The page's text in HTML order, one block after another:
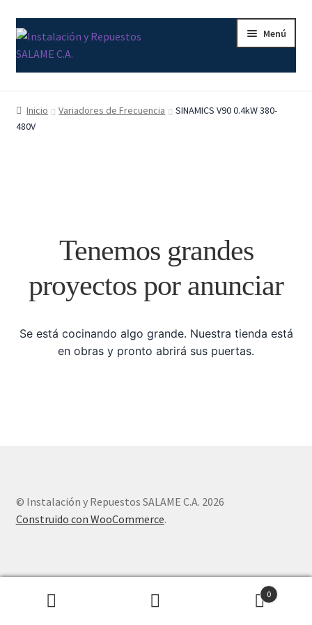
Ir
a
la
Ir
al
contenido
Menú
Inicio
Carrito
Finalizar compra
Sample Page
Inicio Variadores de Frecuencia
SINAMICS V90 0.4kW 380-
480V
Tenemos grandes
proyectos por anunciar
Se está cocinando algo grande. Nuestra tienda está
en obras y pronto abrirá sus puertas.
© Instalación y Repuestos SALAME C.A. 2026
Construido con WooCommerce.
0